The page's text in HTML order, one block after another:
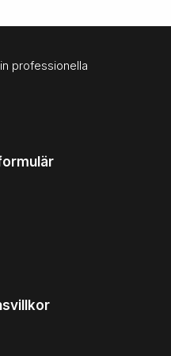
professionella